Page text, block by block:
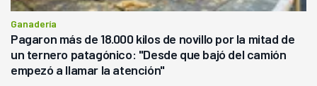
Ganadería
Pagaron más de 18.000 kilos de novillo por la mitad de
un ternero patagónico: "Desde que bajó del camión
empezó a llamar la atención"